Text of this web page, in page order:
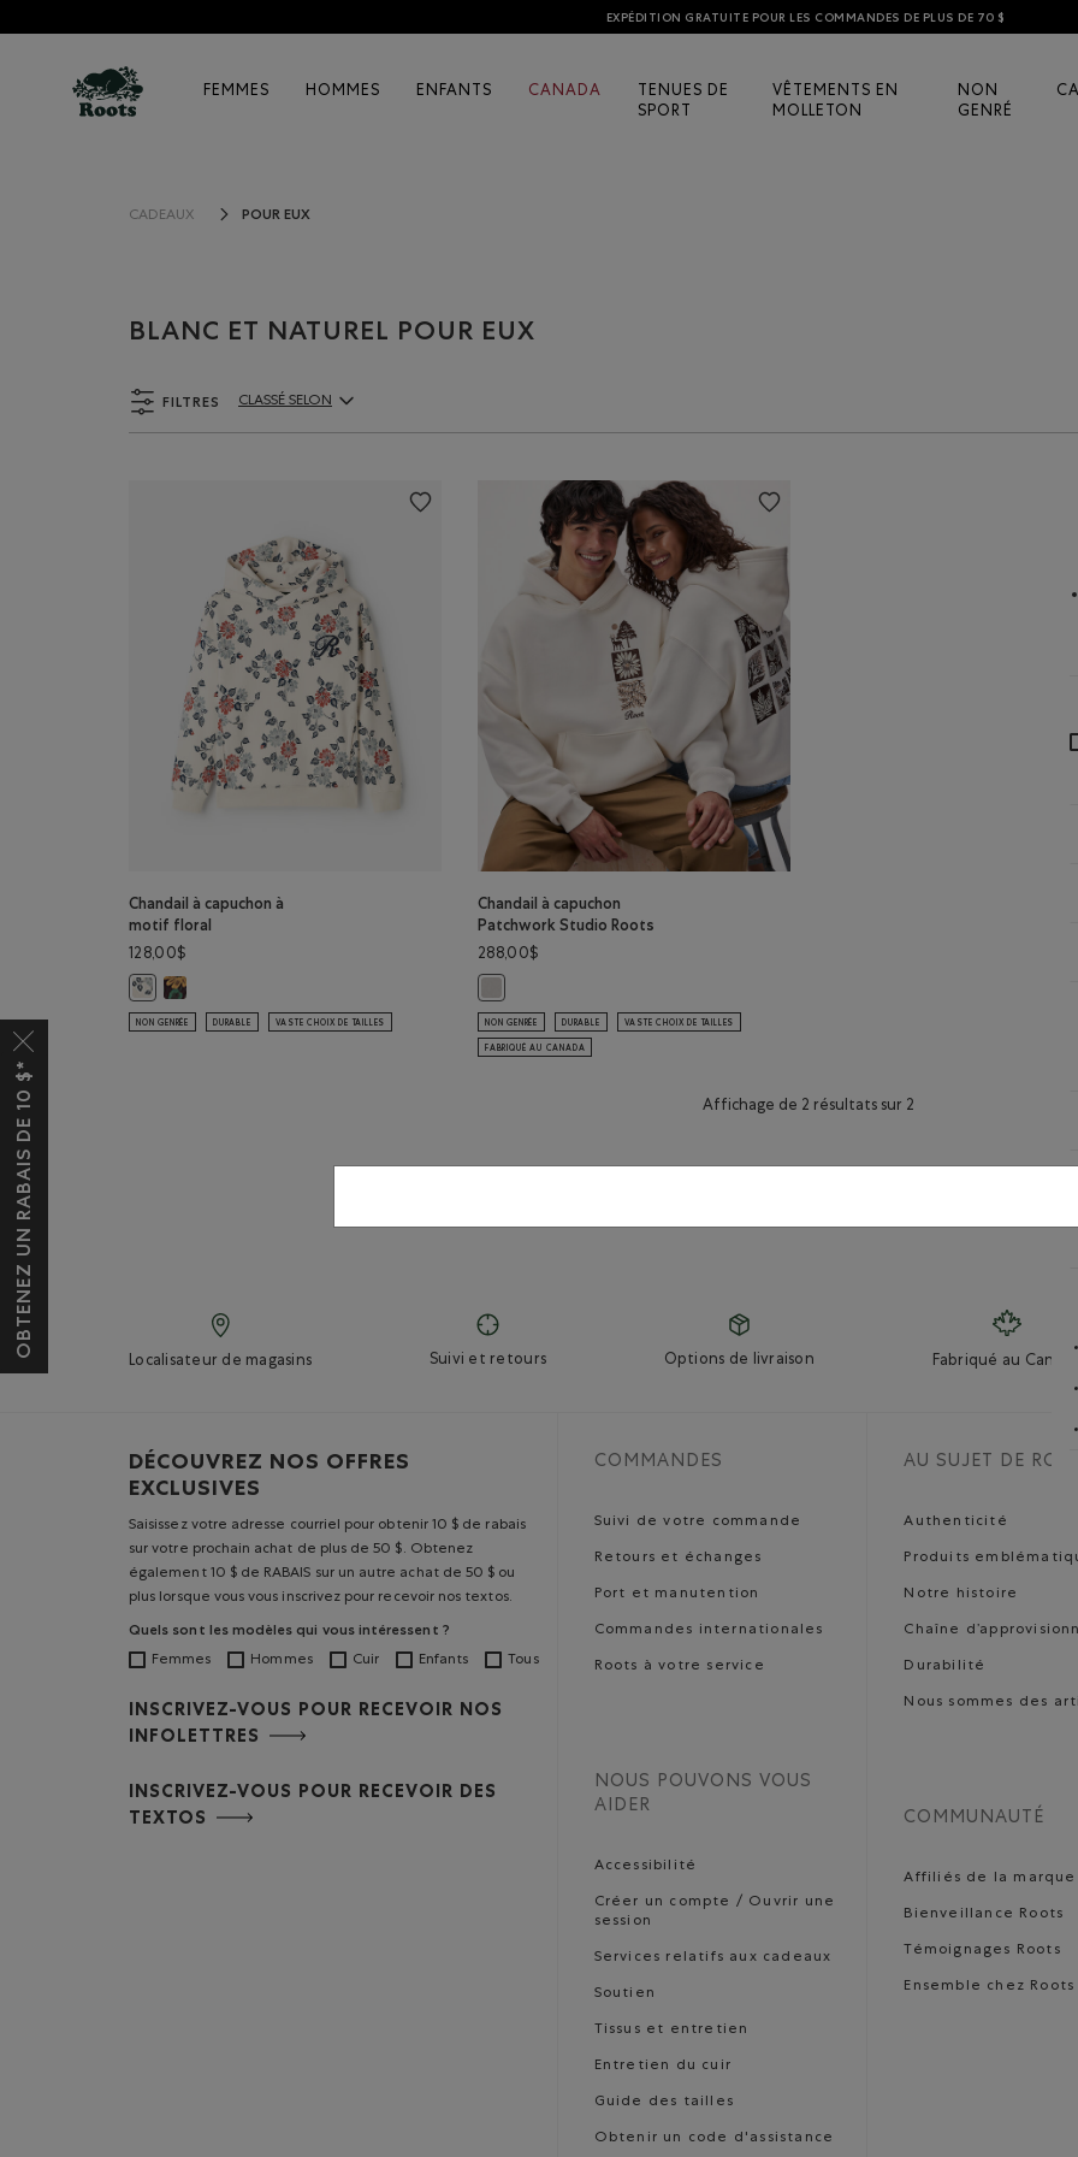
EXPÉDITION GRATUITE POUR LES COMMANDES DE PLUS DE 70 $
FEMMES HOMMES ENFANTS CANADA
TENUES DE
SPORT
VÊTEMENTS EN
MOLLETON
NON
GENRÉ
CADEAUX POUR EUX
BLANC ET NATUREL POUR EUX
FILTRES
ClassÃ© selon Articles:
CLASSÉ SELON
Chandail à capuchon à
motif floral
128,00$
Chandail à capuchon à motif floral: BOULEAU Couleur
Chandail à capuchon à motif floral: CAFÉ NOIR Couleur
NON GENRÉE DURABLE VASTE CHOIX DE TAILLES
Chandail à capuchon
Patchwork Studio Roots
288,00$
NON GENRÉE DURABLE VASTE CHOIX DE TAILLES
FABRIQUÉ AU CANADA
Affichage de 2 résultats sur 2
Localisateur de magasins Suivi et retours Options de livraison Fabriqué au Canada
DÉCOUVREZ NOS OFFRES
EXCLUSIVES
Saisissez votre adresse courriel pour obtenir 10 $ de rabais
sur votre prochain achat de plus de 50 $. Obtenez
également 10 $ de RABAIS sur un autre achat de 50 $ ou
plus lorsque vous vous inscrivez pour recevoir nos textos.
Quels sont les modèles qui vous intéressent ?
Femmes Hommes Cuir Enfants Tous
INSCRIVEZ-VOUS POUR RECEVOIR NOS
INFOLETTRES
INSCRIVEZ-VOUS POUR RECEVOIR DES
TEXTOS
COMMANDES
Suivi de votre commande
Retours et échanges
Port et manutention
Commandes internationales
Roots à votre service
NOUS POUVONS VOUS
AIDER
Accessibilité
Créer un compte / Ouvrir une
session
Services relatifs aux cadeaux
Soutien
Tissus et entretien
Entretien du cuir
Guide des tailles
Obtenir un code d'assistance
AU SUJET DE
Authenticité
Produits
Notre histoire
Chaîne
Durabilité
Nous sommes des
COMMUNAUTÉ
Affiliés de la marque
Bienveillance Roots
Témoignages Roots
Ensemble chez Roots
OBTENEZ UN RABAIS DE 10 $*